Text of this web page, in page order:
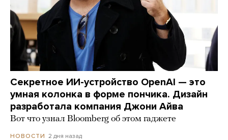
Секретное ИИ-устройство OpenAI — это
умная колонка в форме пончика. Дизайн
разработала компания Джони Айва
Вот что узнал Bloomberg об этом гаджете
НОВОСТИ 2 дня назад